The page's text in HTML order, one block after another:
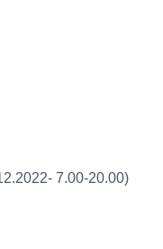
7.00-20.00)